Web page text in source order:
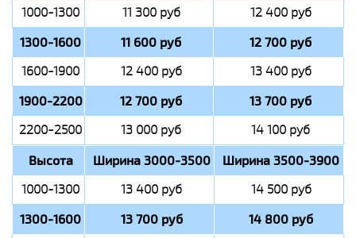
1000-1300 11 300 руб 12 400 руб
1300-1600 11 600 руб 12 700 руб
1600-1900 12 400 руб 13 400 руб
1900-2200 12 700 руб 13 700 руб
2200-2500 13 000 руб 14 100 руб
Высота Ширина 3000-3500 Ширина 3500-3900
1000-1300 13 400 руб 14 500 руб
1300-1600 13 700 руб 14 800 руб